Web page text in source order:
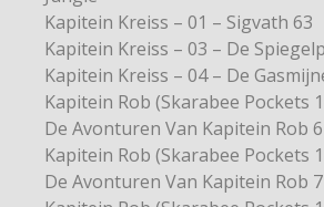
Kapitein Kreiss – 01 – Sigvath 63
Kapitein Kreiss – 03 – De
Kapitein Kreiss – 04 – De
Kapitein Rob (Skarabee Pockets
De Avonturen Van Kapitein Rob 6
Kapitein Rob (Skarabee Pockets
De Avonturen Van Kapitein Rob 7